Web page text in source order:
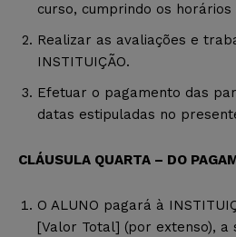
curso, cumprindo os
Realizar as avaliações e
INSTITUIÇÃO.
Efetuar o pagamento das
datas estipuladas no
CLÁUSULA QUARTA – DO
O ALUNO pagará à
[Valor Total] (por extenso), a